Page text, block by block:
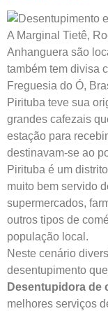
A Marginal Tietê,
Anhanguera são
também tem divisa
Freguesia do Ó,
Pirituba teve sua
grandes cafezais
estação para
destinavam-se ao
Pirituba é um
muito bem servido
supermercados,
outros tipos de
população local.
Neste cenário
desentupimento
Desentupidora de
melhores serviços